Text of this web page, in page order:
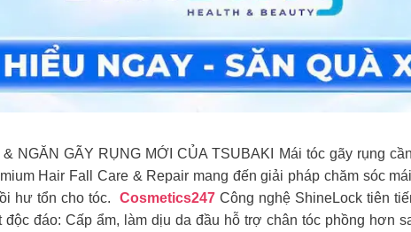
NGĂN GÃY RỤNG MỚI CỦA TSUBAKI Mái tóc gãy rụng
Hair Fall Care & Repair mang đến giải pháp chăm sóc
hư tổn cho tóc.Cosmetics247 Công nghệ ShineLock tiên
đáo: Cấp ẩm, làm dịu da đầu hỗ trợ chân tóc phồng hơn